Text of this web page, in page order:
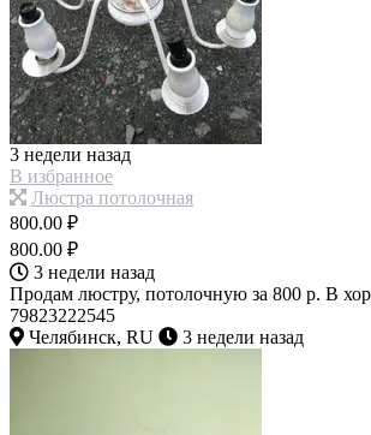
3 недели назад
В избранное
Люстра потолочная
800.00 ₽
800.00 ₽
3 недели назад
Продам люстру, потолочную за 800 р. В
79823222545
Челябинск, RU
3 недели назад